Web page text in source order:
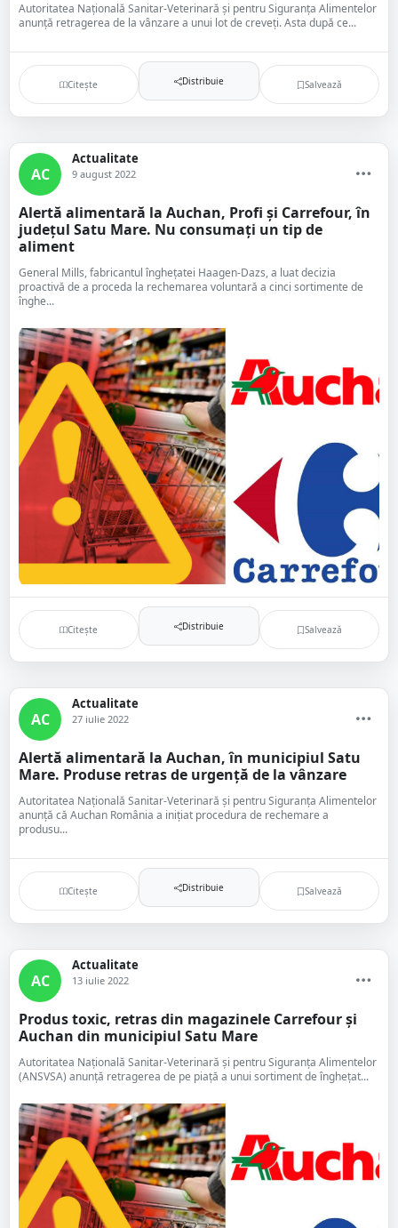
Autoritatea Națională Sanitar-Veterinară și pentru Siguranța Alimentelor
anunță retragerea de la vânzare a unui lot de creveți. Asta după ce...
Citește Distribuie Salvează
AC
Actualitate
9 august 2022
Alertă alimentară la Auchan, Profi și Carrefour, în
județul Satu Mare. Nu consumați un tip de
aliment
General Mills, fabricantul îngheţatei Haagen-Dazs, a luat decizia
proactivă de a proceda la rechemarea voluntară a cinci sortimente de
înghe...
Citește Distribuie Salvează
AC
Actualitate
27 iulie 2022
Alertă alimentară la Auchan, în municipiul Satu
Mare. Produse retras de urgență de la vânzare
Autoritatea Națională Sanitar-Veterinară și pentru Siguranța Alimentelor
anunță că Auchan România a inițiat procedura de rechemare a
produsu...
Citește Distribuie Salvează
AC
Actualitate
13 iulie 2022
Produs toxic, retras din magazinele Carrefour și
Auchan din municipiul Satu Mare
Autoritatea Națională Sanitar-Veterinară și pentru Siguranța Alimentelor
(ANSVSA) anunță retragerea de pe piață a unui sortiment de înghețat...